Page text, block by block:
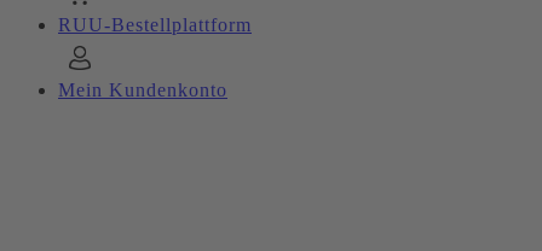
RUU-Bestellplattform
Mein Kundenkonto